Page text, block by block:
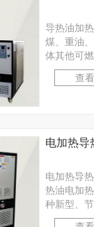
导热油加
煤、重油
体其他可
料，导热
利用循环
查
电加热导
电加热导
热油电加
种新型、
（常压下